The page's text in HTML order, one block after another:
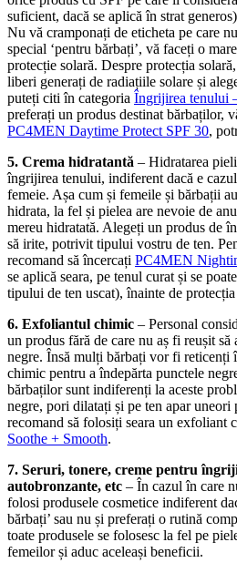
suficient, dacă se aplică în strat
Nu vă cramponați de eticheta pe care
special ‘pentru bărbați’, vă faceți o
protecție solară. Despre protecția
liberi generați de radiațiile solare și
puteți citi în categoria Îngrijirea tenului
preferați un produs destinat bărbaților,
PC4MEN Daytime Protect SPF 30,
5. Crema hidratantă – Hidratarea
îngrijirea tenului, indiferent dacă e
femeie. Așa cum și femeile și bărbații
hidrata, la fel și pielea are nevoie de
mereu hidratată. Alegeți un produs de
să irite, potrivit tipului vostru de ten.
recomand să încercați PC4MEN
se aplică seara, pe tenul curat și se
tipului de ten uscat), înainte de protecția
6. Exfoliantul chimic – Personal
un produs fără de care nu aș fi reușit
negre. Însă mulți bărbați vor fi reticenți
chimic pentru a îndepărta punctele
bărbaților sunt indiferenți la aceste
negre, pori dilatați și pe ten apar uneori
recomand să folosiți seara un exfoliant
Soothe + Smooth.
7. Seruri, tonere, creme pentru
autobronzante, etc – În cazul în care
folosi produsele cosmetice indiferent
bărbați’ sau nu și preferați o rutină
toate produsele se folosesc la fel pe
femeilor și aduc aceleași beneficii.